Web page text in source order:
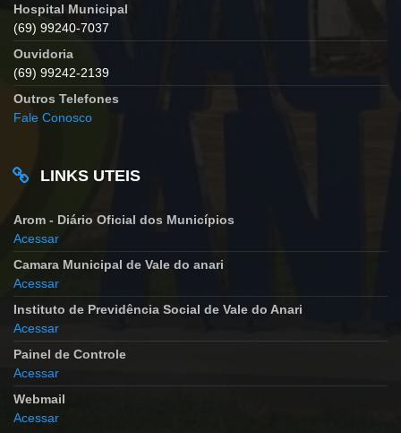
Hospital Municipal
(69) 99240-7037
Ouvidoria
(69) 99242-2139
Outros Telefones
Fale Conosco
LINKS UTEIS
Arom - Diário Oficial dos Municípios
Acessar
Camara Municipal de Vale do anari
Acessar
Instituto de Previdência Social de Vale do Anari
Acessar
Painel de Controle
Acessar
Webmail
Acessar